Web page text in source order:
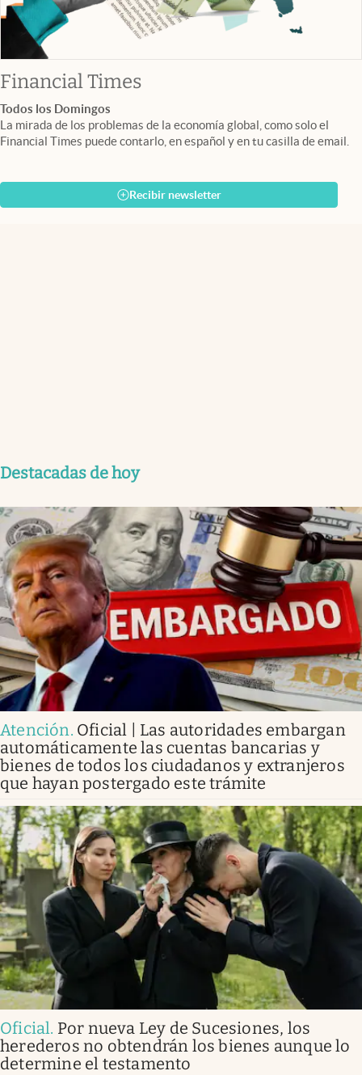
Financial Timesabre en nueva pestaña
Todos los Domingos
La mirada de los problemas de la economía global, como solo el
Financial Times puede contarlo, en español y en tu casilla de email.
Recibir newsletter
Destacadas de hoy
Atención. Oficial | Las autoridades embargan
automáticamente las cuentas bancarias y
bienes de todos los ciudadanos y extranjeros
que hayan postergado este trámite
Oficial. Por nueva Ley de Sucesiones, los
herederos no obtendrán los bienes aunque lo
determine el testamento